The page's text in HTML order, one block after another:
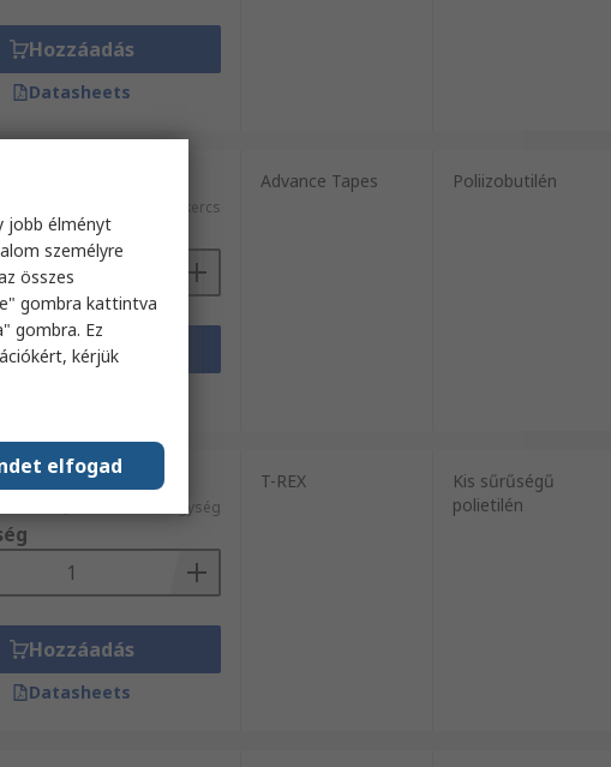
Hozzáadás
Datasheets
12 731 Ft/tekercs
Hozzáadás
Advance Tapes Poliizobutilén
(1 egység)
5524 Ft/egység
Hozzáadás
Datasheets
T-REX
Kis sűrűségű
polietilén
jobb élményt
személyre
összes
gombra kattintva
gombra. Ez
kérjük
elfogad